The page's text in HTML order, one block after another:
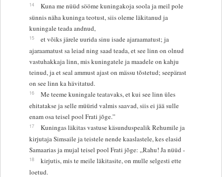
14
Kuna me nüüd sööme kuningakoja soola ja meil pole
sünnis näha kuninga teotust, siis oleme läkitanud ja
kuningale teada andnud,
15
et võiks järele uurida sinu isade ajaraamatust; ja
ajaraamatust sa leiad ning saad teada, et see linn on olnud
vastuhakkaja linn, mis kuningatele ja maadele on kahju
teinud, ja et seal ammust ajast on mässu tõstetud; seepärast
on see linn ka hävitatud.
16
Me teeme kuningale teatavaks, et kui see linn üles
ehitatakse ja selle müürid valmis saavad, siis ei jää sulle
enam osa teisel pool Frati jõge.”
17
Kuningas läkitas vastuse käsunduspealik Rehumile ja
kirjutaja Simsaile ja teistele nende kaaslastele, kes elasid
Samaarias ja mujal teisel pool Frati jõge: „Rahu! Ja nüüd -
18
kirjutis, mis te meile läkitasite, on mulle selgesti ette
loetud.